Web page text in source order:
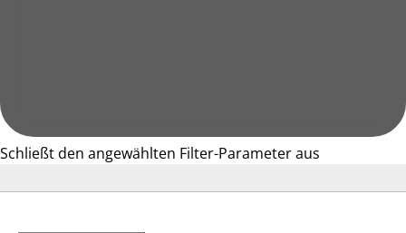
Schließt den angewählten Filter-Parameter aus